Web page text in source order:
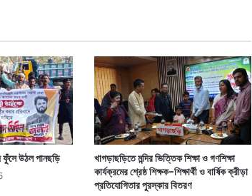
ফুঁসে উঠল পানছড়ি
খাগড়াছড়িতে মন্দির ভিত্তিক শিক্ষা ও গণশিক্ষা
কার্যক্রমের শ্রেষ্ঠ শিক্ষক-শিক্ষার্থী ও বার্ষিক ক্রীড়া
প্রতিযোগিতার পুরস্কার বিতরণ